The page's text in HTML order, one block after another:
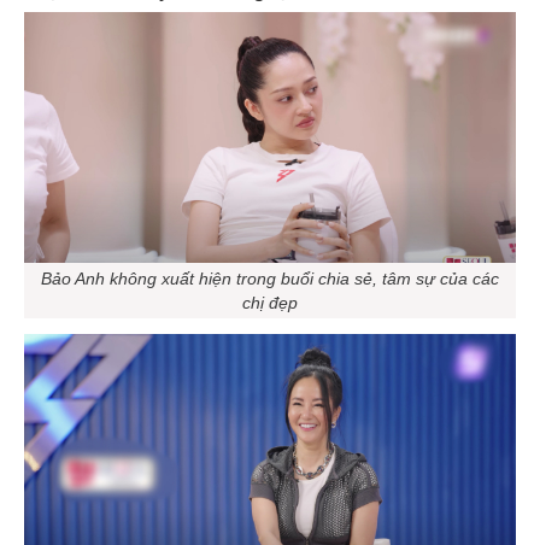
Bảo Anh không xuất hiện trong buổi chia sẻ, tâm sự của các
chị đẹp